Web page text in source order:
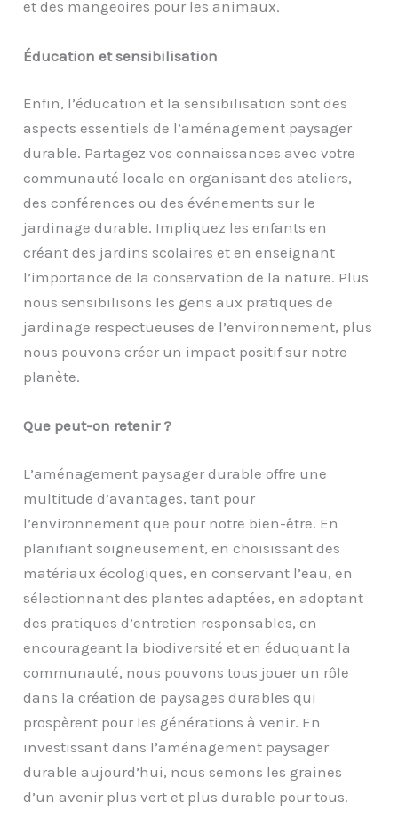
et des mangeoires pour les animaux.
Éducation et sensibilisation
Enfin, l’éducation et la sensibilisation sont des
aspects essentiels de l’aménagement paysager
durable. Partagez vos connaissances avec votre
communauté locale en organisant des ateliers,
des conférences ou des événements sur le
jardinage durable. Impliquez les enfants en
créant des jardins scolaires et en enseignant
l’importance de la conservation de la nature. Plus
nous sensibilisons les gens aux pratiques de
jardinage respectueuses de l’environnement, plus
nous pouvons créer un impact positif sur notre
planète.
Que peut-on retenir ?
L’aménagement paysager durable offre une
multitude d’avantages, tant pour
l’environnement que pour notre bien-être. En
planifiant soigneusement, en choisissant des
matériaux écologiques, en conservant l’eau, en
sélectionnant des plantes adaptées, en adoptant
des pratiques d’entretien responsables, en
encourageant la biodiversité et en éduquant la
communauté, nous pouvons tous jouer un rôle
dans la création de paysages durables qui
prospèrent pour les générations à venir. En
investissant dans l’aménagement paysager
durable aujourd’hui, nous semons les graines
d’un avenir plus vert et plus durable pour tous.